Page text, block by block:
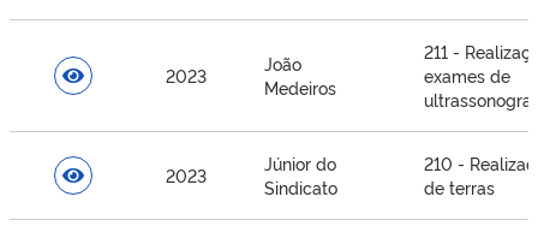
2023
João
Medeiros
211 -
exames de
2023
Júnior do
Sindicato
210 -
de terras